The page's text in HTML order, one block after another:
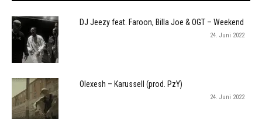
DJ Jeezy feat. Faroon, Billa Joe & OGT – Weekend
24. Juni 2022
Olexesh – Karussell (prod. PzY)
24. Juni 2022